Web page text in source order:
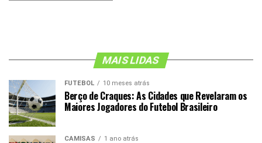
MAIS LIDAS
FUTEBOL 10 meses atrás
Berço de Craques: As Cidades que Revelaram os
Maiores Jogadores do Futebol Brasileiro
CAMISAS 1 ano atrás